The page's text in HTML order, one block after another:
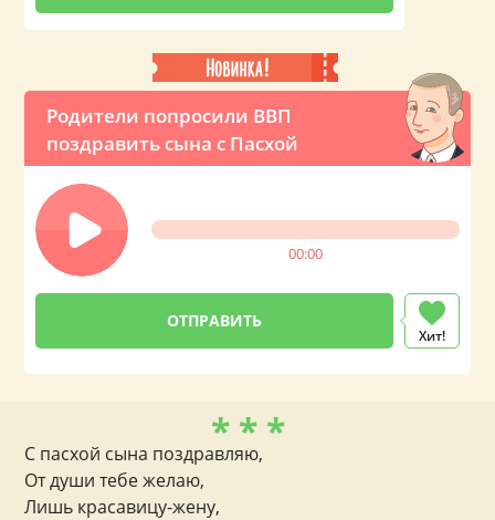
Родители попросили ВВП
поздравить сына с Пасхой
00:00
Хит!
* * *
С пасхой сына поздравляю,
От души тебе желаю,
Лишь красавицу-жену,